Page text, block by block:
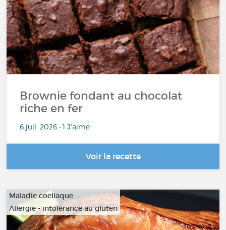
Brownie fondant au chocolat
riche en fer
6 juil. 2026 • 1 J'aime
Voir la recette
Maladie coeliaque
Allergie - intolérance au gluten